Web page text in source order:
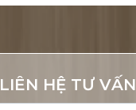
LIÊN HỆ TƯ VẤN